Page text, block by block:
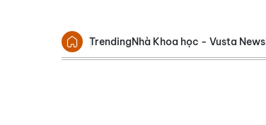
TrendingNhà Khoa học - Vusta News